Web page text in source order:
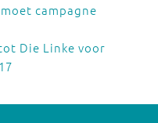
campagne
Die Linke voor